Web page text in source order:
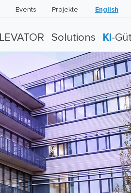
Events Projekte English
LEVATOR Solutions KI -